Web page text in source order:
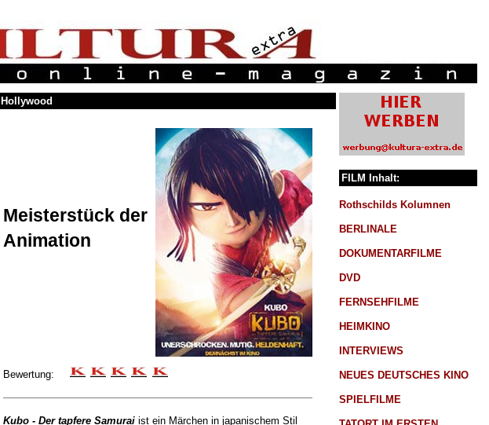
Hollywood
Meisterstück der
Animation
Bewertung:
Kubo - Der tapfere Samuraiist ein Märchen in japanischem Stil
FILM Inhalt:
Rothschilds Kolumnen
BERLINALE
DOKUMENTARFILME
DVD
FERNSEHFILME
HEIMKINO
INTERVIEWS
NEUES DEUTSCHES KINO
SPIELFILME